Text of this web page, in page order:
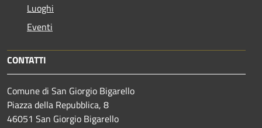
Luoghi
Eventi
CONTATTI
Comune di San Giorgio Bigarello
Piazza della Repubblica, 8
46051 San Giorgio Bigarello